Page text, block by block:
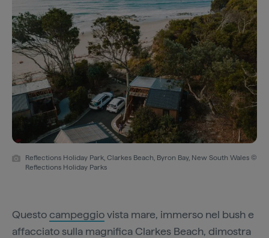
Reflections Holiday Park, Clarkes Beach, Byron Bay, New South Wales ©
Reflections Holiday Parks
Questocampeggiovista mare, immerso nel bush e
affacciato sulla magnifica Clarkes Beach, dimostra